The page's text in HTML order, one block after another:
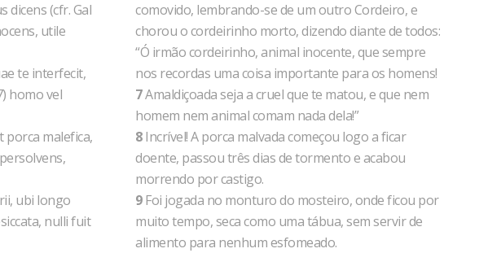
dicens (cfr. Gal
utile
te interfecit,
homo vel
malefica,
ubi longo
nulli fuit
comovido, lembrando-se de um outro Cordeiro, e
chorou o cordeirinho morto, dizendo diante de todos:
“Ó irmão cordeirinho, animal inocente, que sempre
nos recordas uma coisa importante para os homens!
7Amaldiçoada seja a cruel que te matou, e que nem
homem nem animal comam nada dela!”
8Incrível! A porca malvada começou logo a ficar
doente, passou três dias de tormento e acabou
morrendo por castigo.
9Foi jogada no monturo do mosteiro, onde ficou por
muito tempo, seca como uma tábua, sem servir de
alimento para nenhum esfomeado.